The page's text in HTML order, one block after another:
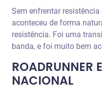
Sem enfrentar
aconteceu de forma
resistência. Foi uma
banda, e foi muito bem
ROADRUNNER
NACIONAL